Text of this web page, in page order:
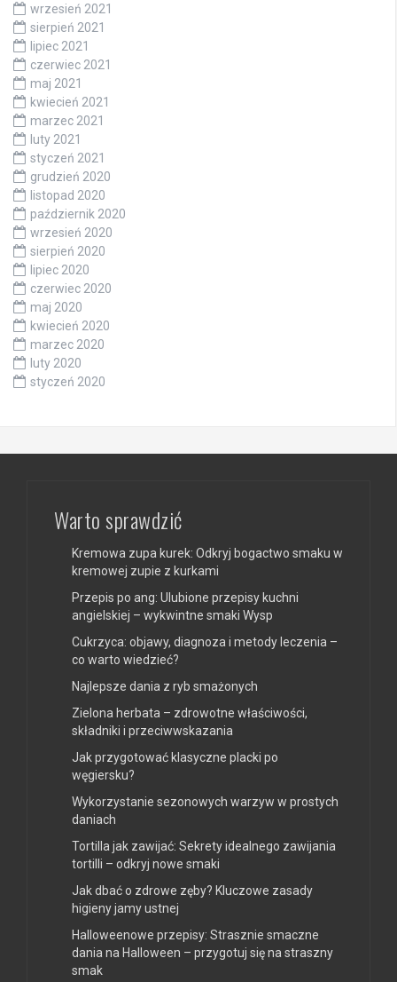
wrzesień 2021
sierpień 2021
lipiec 2021
czerwiec 2021
maj 2021
kwiecień 2021
marzec 2021
luty 2021
styczeń 2021
grudzień 2020
listopad 2020
październik 2020
wrzesień 2020
sierpień 2020
lipiec 2020
czerwiec 2020
maj 2020
kwiecień 2020
marzec 2020
luty 2020
styczeń 2020
Warto sprawdzić
Kremowa zupa kurek: Odkryj bogactwo smaku w
kremowej zupie z kurkami
Przepis po ang: Ulubione przepisy kuchni
angielskiej – wykwintne smaki Wysp
Cukrzyca: objawy, diagnoza i metody leczenia –
co warto wiedzieć?
Najlepsze dania z ryb smażonych
Zielona herbata – zdrowotne właściwości,
składniki i przeciwwskazania
Jak przygotować klasyczne placki po
węgiersku?
Wykorzystanie sezonowych warzyw w prostych
daniach
Tortilla jak zawijać: Sekrety idealnego zawijania
tortilli – odkryj nowe smaki
Jak dbać o zdrowe zęby? Kluczowe zasady
higieny jamy ustnej
Halloweenowe przepisy: Strasznie smaczne
dania na Halloween – przygotuj się na straszny
smak